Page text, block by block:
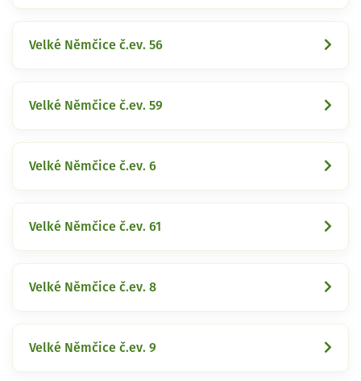
Velké Němčice č.ev. 56
Velké Němčice č.ev. 59
Velké Němčice č.ev. 6
Velké Němčice č.ev. 61
Velké Němčice č.ev. 8
Velké Němčice č.ev. 9